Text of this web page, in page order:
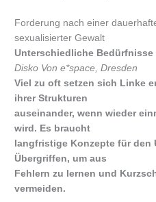
Forderung nach einer
sexualisierter Gewalt
Unterschiedliche Bedürfnisse
Disko Von e*space, Dresden
Viel zu oft setzen sich Linke
ihrer Strukturen
auseinander, wenn wieder
wird. Es braucht
langfristige Konzepte für den
Über­griffen, um aus
Fehlern zu lernen und
vermeiden.